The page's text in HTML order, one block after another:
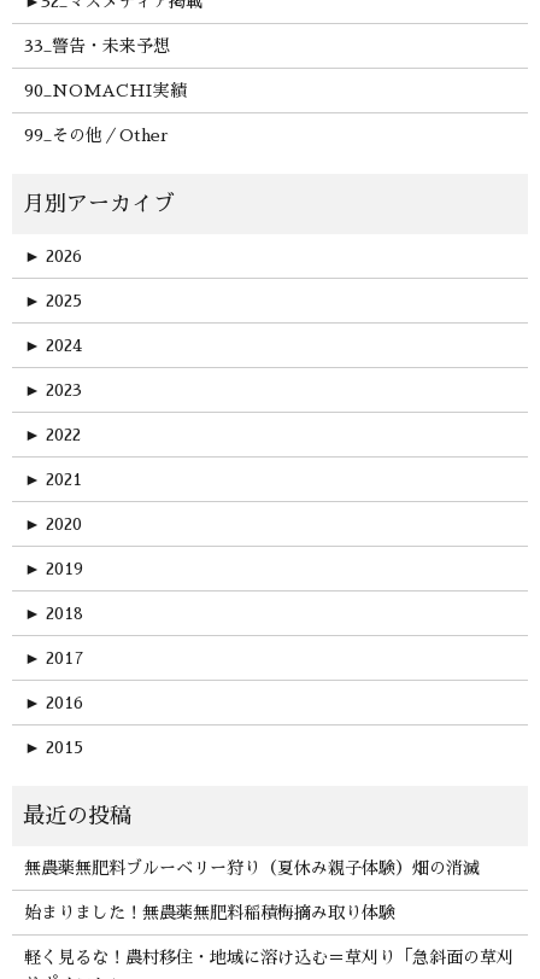
33_警告・未来予想
90_NOMACHI実績
99_その他／Other
► 2026
► 2025
► 2024
► 2023
► 2022
► 2021
► 2020
► 2019
► 2018
► 2017
► 2016
► 2015
無農薬無肥料ブルーベリー狩り（夏休み親子体験）畑の消滅
始まりました！無農薬無肥料稲積梅摘み取り体験
軽く見るな！農村移住・地域に溶け込む＝草刈り「急斜面の草刈